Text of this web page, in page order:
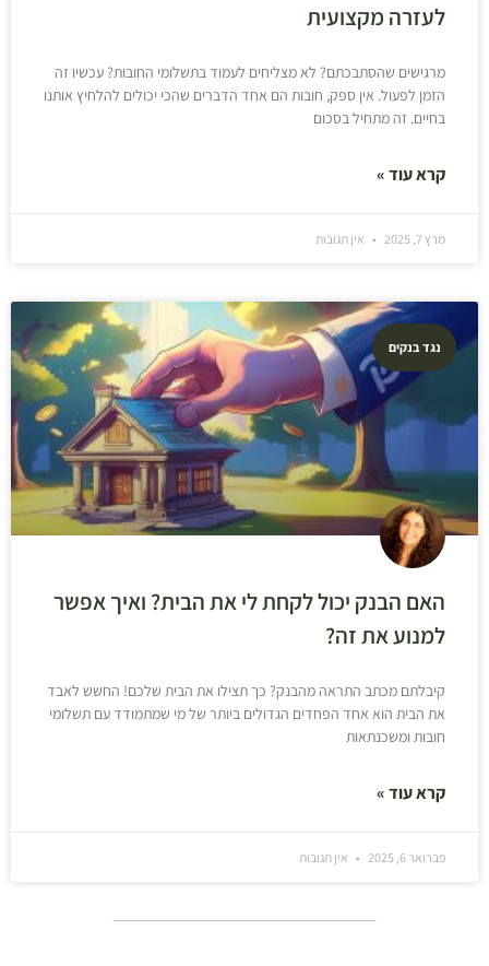
לעזרה מקצועית
מרגישים שהסתבכתם? לא מצליחים לעמוד בתשלומי החובות? עכשיו זה
הזמן לפעול. אין ספק, חובות הם אחד הדברים שהכי יכולים להלחיץ אותנו
בחיים. זה מתחיל בסכום
קרא עוד »
מרץ 7, 2025 אין תגובות
נגד בנקים
האם הבנק יכול לקחת לי את הבית? ואיך אפשר
למנוע את זה?
קיבלתם מכתב התראה מהבנק? כך תצילו את הבית שלכם! החשש לאבד
את הבית הוא אחד הפחדים הגדולים ביותר של מי שמתמודד עם תשלומי
חובות ומשכנתאות
קרא עוד »
פברואר 6, 2025 אין תגובות